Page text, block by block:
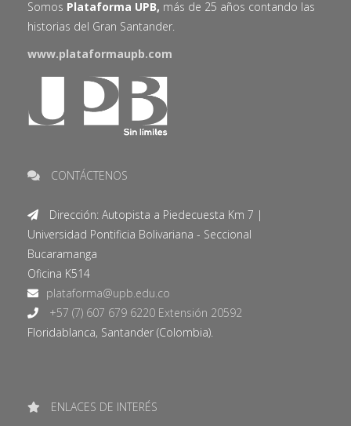
Somos Plataforma UPB, más de 25 años contando las
historias del Gran Santander.
www.plataformaupb.com
CONTÁCTENOS
Dirección: Autopista a Piedecuesta Km 7 |
Universidad Pontificia Bolivariana - Seccional
Bucaramanga
Oficina K514
+57 (7) 607 679 6220 Extensión 20592
Floridablanca, Santander (Colombia).
ENLACES DE INTERÉS